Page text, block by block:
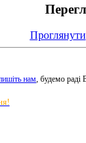
Проглянути
нам, будемо раді